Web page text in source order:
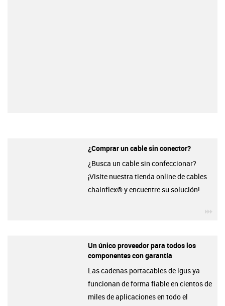
¿Comprar un cable sin conector?
¿Busca un cable sin confeccionar?
¡Visite nuestra tienda online de cables
chainflex® y encuentre su solución!
Un único proveedor para todos los
componentes con garantía
Las cadenas portacables de igus ya
funcionan de forma fiable en cientos de
miles de aplicaciones en todo el